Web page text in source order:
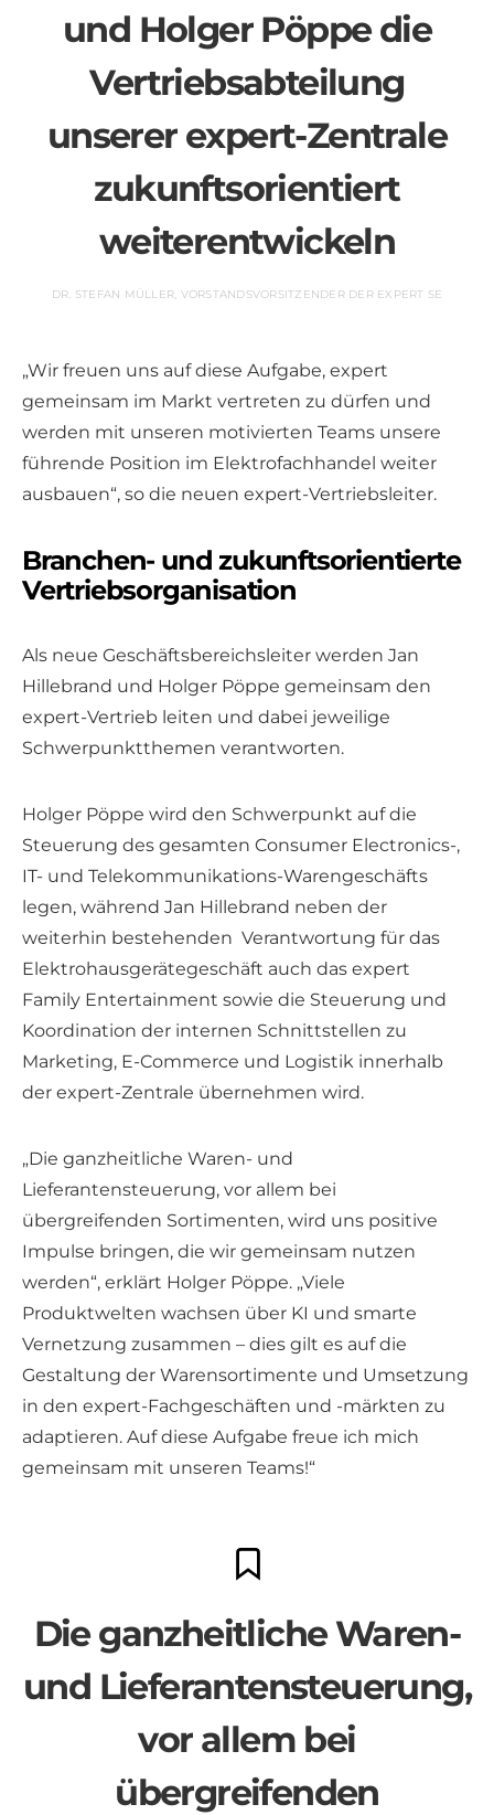
und Holger Pöppe die
Vertriebsabteilung
unserer expert-Zentrale
zukunftsorientiert
weiterentwickeln
DR. STEFAN MÜLLER, VORSTANDSVORSITZENDER DER EXPERT SE
„Wir freuen uns auf diese Aufgabe, expert
gemeinsam im Markt vertreten zu dürfen und
werden mit unseren motivierten Teams unsere
führende Position im Elektrofachhandel weiter
ausbauen“, so die neuen expert-Vertriebsleiter.
Branchen- und zukunftsorientierte
Vertriebsorganisation
Als neue Geschäftsbereichsleiter werden Jan
Hillebrand und Holger Pöppe gemeinsam den
expert-Vertrieb leiten und dabei jeweilige
Schwerpunktthemen verantworten.
Holger Pöppe wird den Schwerpunkt auf die
Steuerung des gesamten Consumer Electronics-,
IT- und Telekommunikations-Warengeschäfts
legen, während Jan Hillebrand neben der
weiterhin bestehenden Verantwortung für das
Elektrohausgerätegeschäft auch das expert
Family Entertainment sowie die Steuerung und
Koordination der internen Schnittstellen zu
Marketing, E-Commerce und Logistik innerhalb
der expert-Zentrale übernehmen wird.
„Die ganzheitliche Waren- und
Lieferantensteuerung, vor allem bei
übergreifenden Sortimenten, wird uns positive
Impulse bringen, die wir gemeinsam nutzen
werden“, erklärt Holger Pöppe. „Viele
Produktwelten wachsen über KI und smarte
Vernetzung zusammen – dies gilt es auf die
Gestaltung der Warensortimente und Umsetzung
in den expert-Fachgeschäften und -märkten zu
adaptieren. Auf diese Aufgabe freue ich mich
gemeinsam mit unseren Teams!“
Die ganzheitliche Waren-
und Lieferantensteuerung,
vor allem bei
übergreifenden